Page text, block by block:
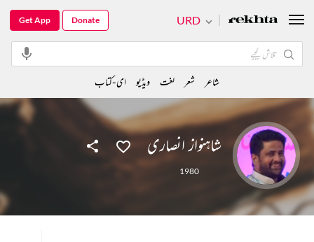
شاہنواز انصاری
1980
URD
Get App Donate
شاعر شعر لغت ویڈیو ای-کتاب